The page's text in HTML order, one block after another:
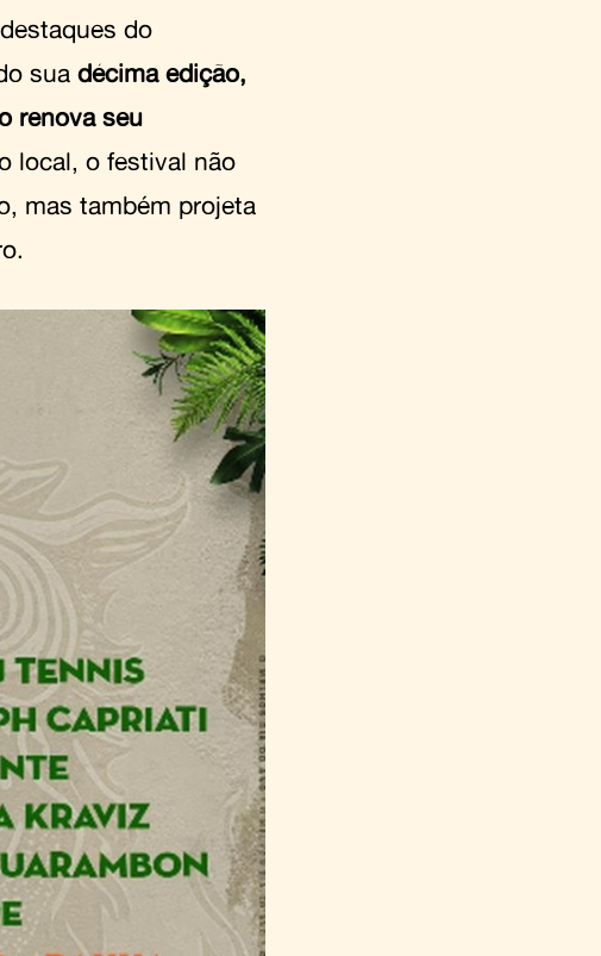
do
sua décima edição,
renova seu
local, o festival não
mas também projeta